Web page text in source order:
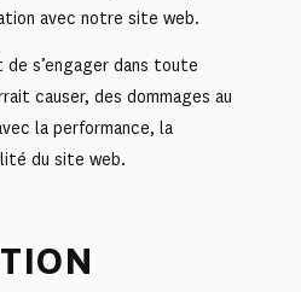
avec notre site web.
s’engager dans toute
causer, des dommages au
la performance, la
du site web.